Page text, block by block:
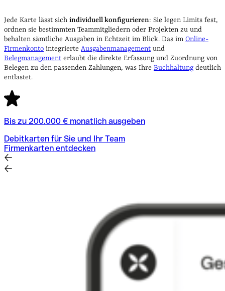
Jede Karte lässt sich individuell konfigurieren: Sie legen Limits fest,
ordnen sie bestimmten Teammitgliedern oder Projekten zu und
behalten sämtliche Ausgaben in Echtzeit im Blick. Das im Online-
Firmenkonto integrierte Ausgabenmanagement und
Belegmanagement erlaubt die direkte Erfassung und Zuordnung von
Belegen zu den passenden Zahlungen, was Ihre Buchhaltung deutlich
entlastet.
Bis zu 200.000 € monatlich ausgeben
Debitkarten für Sie und Ihr Team
Firmenkarten entdecken